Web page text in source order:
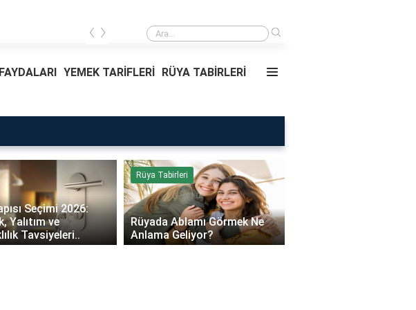
Rüyada Ablamı Görmek Ne Anlama Geliyor?
‹ ›
FAYDALARI YEMEK TARİFLERİ RÜYA TABİRLERİ
Seçimi 2026:
Yalıtım ve
Tavsiyeleri..
Rüya Tabirleri
Rüyada Ablamı Görmek Ne
Anlama Geliyor?